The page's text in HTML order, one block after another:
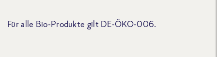
Für alle Bio-Produkte gilt DE-ÖKO-006.